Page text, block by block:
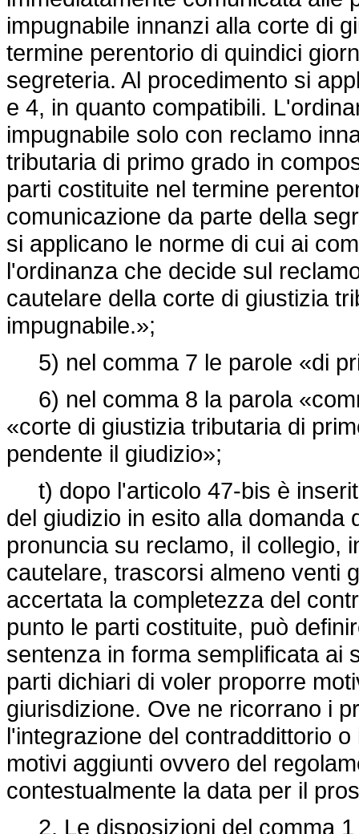
impugnabile innanzi alla corte di
termine perentorio di quindici
segreteria. Al procedimento si
e 4, in quanto compatibili.
impugnabile solo con reclamo
tributaria di primo grado in
parti costituite nel termine
comunicazione da parte della
si applicano le norme di cui ai
l'ordinanza che decide sul
cautelare della corte di giustizia
impugnabile.»;
5) nel comma 7 le parole «di
6) nel comma 8 la parola
«corte di giustizia tributaria di
pendente il giudizio»;
t) dopo l'articolo 47-bis è
del giudizio in esito alla
pronuncia su reclamo, il collegio,
cautelare, trascorsi almeno venti
accertata la completezza del
punto le parti costituite, può
sentenza in forma semplificata ai
parti dichiari di voler proporre
giurisdizione. Ove ne ricorrano i
l'integrazione del contraddittorio
motivi aggiunti ovvero del
contestualmente la data per il
2. Le disposizioni del comma 1